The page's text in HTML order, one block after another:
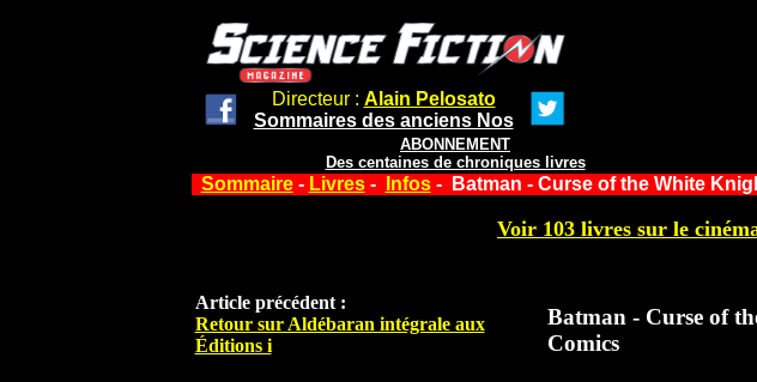
Directeur : Alain Pelosato
Sommaires des anciens Nos
ABONNEMENT
Des centaines de chroniques livres
Sommaire- Livres- Infos- Batman - Curse of the White
Voir 103 livres sur le
Article précédent :
Retour sur Aldébaran intégrale aux
Éditions i
Batman - Curse of
Comics